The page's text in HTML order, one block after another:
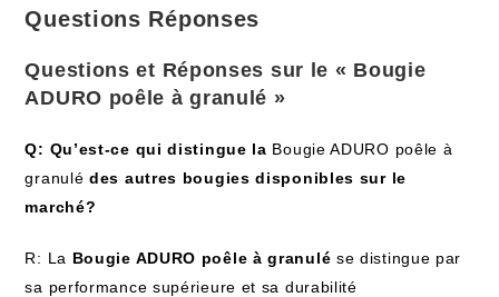
Questions Réponses
Questions et Réponses sur le « Bougie
ADURO poêle à granulé »
Q: Qu’est-ce qui distingue la Bougie ADURO poêle à
granulé des autres bougies disponibles sur le
marché?
R: La Bougie ADURO poêle à granulé se distingue par
sa performance supérieure et sa durabilité